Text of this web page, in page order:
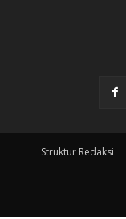
Struktur Redaksi